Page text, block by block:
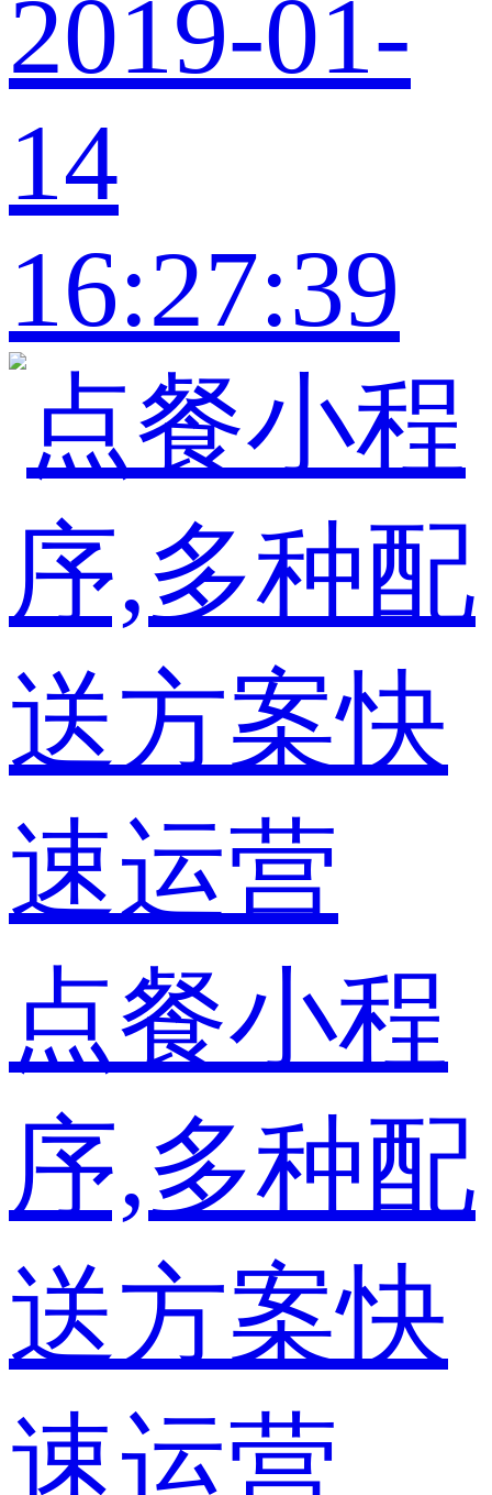
2019-01-
14
16:27:39
点餐小程
序,多种配
送方案快
速运营